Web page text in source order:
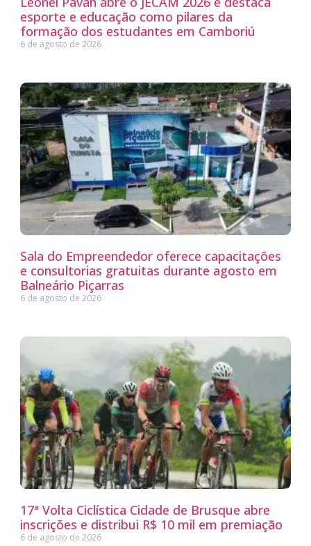
esporte e educação como pilares da
formação dos estudantes em Camboriú
6 de agosto de 2026
Sala do Empreendedor oferece capacitações
e consultorias gratuitas durante agosto em
Balneário Piçarras
6 de agosto de 2026
17ª Volta Ciclística Cidade de Brusque abre
inscrições e distribui R$ 10 mil em premiação
6 de agosto de 2026